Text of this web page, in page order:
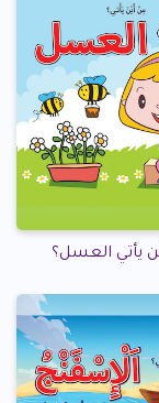
يأتي العسل؟